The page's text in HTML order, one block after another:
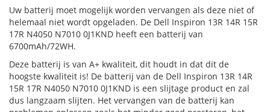
Uw batterij moet mogelijk worden vervangen als deze niet of
helemaal niet wordt opgeladen. De Dell Inspiron 13R 14R 15R
17R N4050 N7010 0J1KND heeft een batterij van
6700mAh/72WH.
Deze batterij is van A+ kwaliteit, dit houdt in dat dit de
hoogste kwaliteit is! De batterij van de Dell Inspiron 13R 14R
15R 17R N4050 N7010 0J1KND is een slijtage product en zal
dus langzaam slijten. Het vervangen van de batterij kan